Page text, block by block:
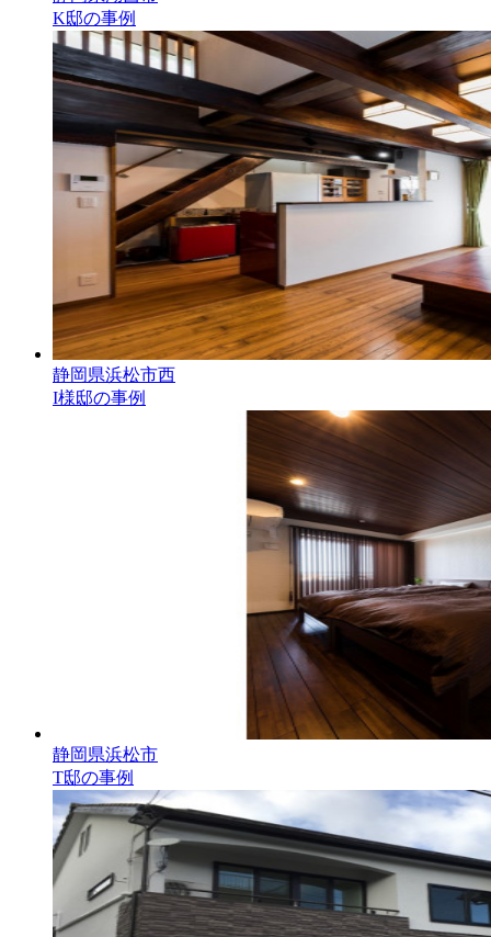
K邸の事例
静岡県浜松市西
I様邸の事例
静岡県浜松市
T邸の事例